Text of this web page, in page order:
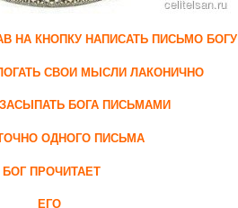
НА КНОПКУ НАПИСАТЬ ПИСЬМО БОГУ
СВОИ МЫСЛИ ЛАКОНИЧНО
БОГА ПИСЬМАМИ
ОДНОГО ПИСЬМА
БОГ ПРОЧИТАЕТ
ЕГО